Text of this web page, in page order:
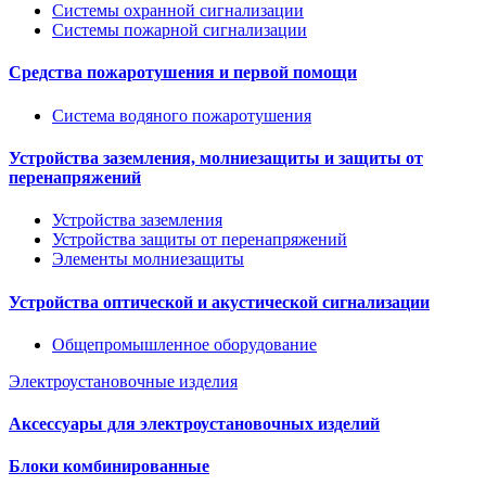
Системы охранной сигнализации
Системы пожарной сигнализации
Средства пожаротушения и первой помощи
Система водяного пожаротушения
Устройства заземления, молниезащиты и защиты от
перенапряжений
Устройства заземления
Устройства защиты от перенапряжений
Элементы молниезащиты
Устройства оптической и акустической сигнализации
Общепромышленное оборудование
Электроустановочные изделия
Аксессуары для электроустановочных изделий
Блоки комбинированные